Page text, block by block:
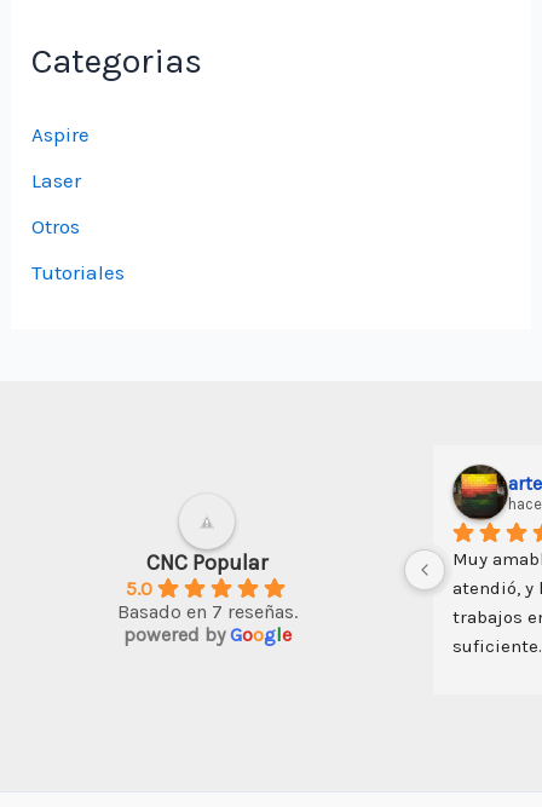
Categorias
Aspire
Laser
Otros
Tutoriales
CNC Popular
5.0
Basado en 7 reseñas.
powered byGoogle
Muy
atendió, y
trabajos
suficiente.